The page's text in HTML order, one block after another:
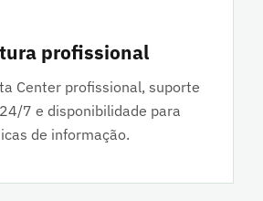
profissional
Center profissional, suporte
7 e disponibilidade para
de informação.